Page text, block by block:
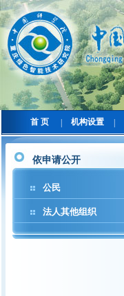
首 页 机构设置
依申请公开
公民
法人其他组织